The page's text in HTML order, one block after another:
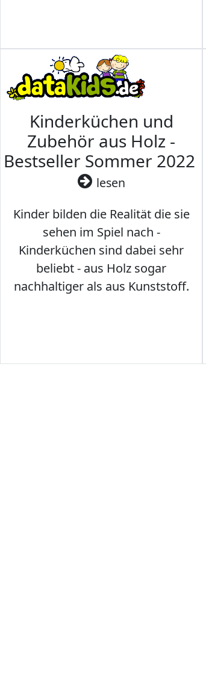
Kinderküchen und
Zubehör aus Holz -
Bestseller Sommer 2022
lesen
Kinder bilden die Realität die sie
sehen im Spiel nach -
Kinderküchen sind dabei sehr
beliebt - aus Holz sogar
nachhaltiger als aus Kunststoff.